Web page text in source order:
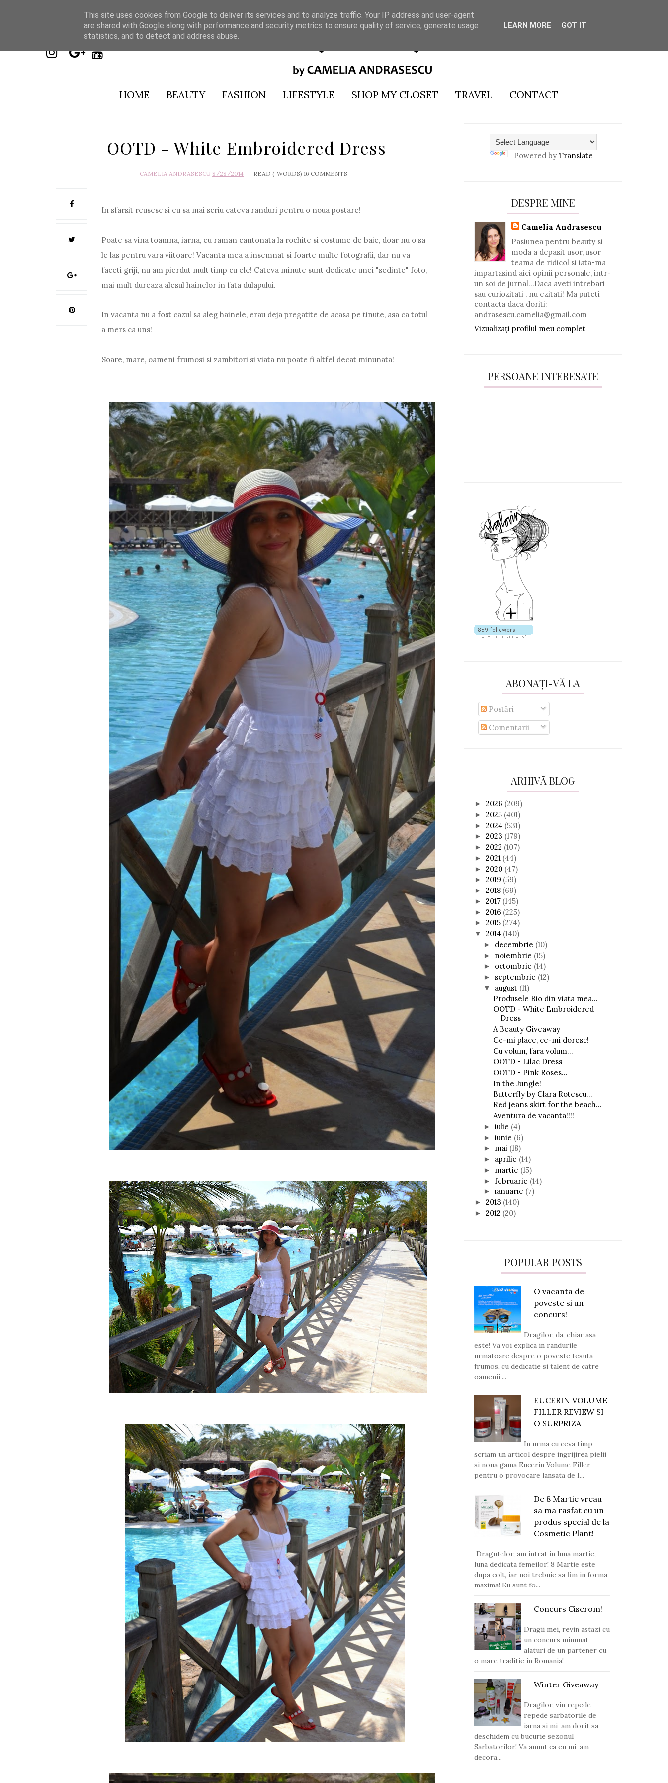
HOME BEAUTY FASHION LIFESTYLE SHOP MY CLOSET TRAVEL CONTACT
OOTD - White Embroidered Dress
CAMELIA ANDRASESCU 8/28/2014 READ ( WORDS) 16 COMMENTS
In sfarsit reusesc si eu sa mai scriu cateva randuri pentru o noua postare!
Poate sa vina toamna, iarna, eu raman cantonata la rochite si costume de baie, doar nu o sa
le las pentru vara viitoare! Vacanta mea a insemnat si foarte multe fotografii, dar nu va
faceti griji, nu am pierdut mult timp cu ele! Cateva minute sunt dedicate unei "sedinte" foto,
mai mult dureaza alesul hainelor in fata dulapului.
In vacanta nu a fost cazul sa aleg hainele, erau deja pregatite de acasa pe tinute, asa ca totul
a mers ca uns!
Soare, mare, oameni frumosi si zambitori si viata nu poate fi altfel decat minunata!
Powered by Translate
DESPRE MINE
Camelia Andrasescu
Pasiunea pentru beauty si
moda a depasit usor, usor
teama de ridicol si iata-ma
impartasind aici opinii personale, intr-
un soi de jurnal...Daca aveti intrebari
sau curiozitati , nu ezitati! Ma puteti
contacta daca doriti:
andrasescu.camelia@gmail.com
Vizualizați profilul meu complet
PERSOANE INTERESATE
ABONAȚI-VĂ LA
Postări
Comentarii
ARHIVĂ BLOG
► 2026 (209)
► 2025 (401)
► 2024 (531)
► 2023 (179)
► 2022 (107)
► 2021 (44)
► 2020 (47)
► 2019 (59)
► 2018 (69)
► 2017 (145)
► 2016 (225)
► 2015 (274)
▼ 2014 (140)
► decembrie (10)
► noiembrie (15)
► octombrie (14)
► septembrie (12)
▼ august (11)
Produsele Bio din viata mea...
OOTD - White Embroidered
Dress
A Beauty Giveaway
Ce-mi place, ce-mi doresc!
Cu volum, fara volum...
OOTD - Lilac Dress
OOTD - Pink Roses...
In the Jungle!
Butterfly by Clara Rotescu...
Red jeans skirt for the beach...
Aventura de vacanta!!!!
► iulie (4)
► iunie (6)
► mai (18)
► aprilie (14)
► martie (15)
► februarie (14)
► ianuarie (7)
► 2013 (140)
► 2012 (20)
POPULAR POSTS
O vacanta de
poveste si un
concurs!
Dragilor, da, chiar asa
este! Va voi explica in randurile
urmatoare despre o poveste tesuta
frumos, cu dedicatie si talent de catre
oamenii ...
EUCERIN VOLUME
FILLER REVIEW SI
O SURPRIZA
In urma cu ceva timp
scriam un articol despre ingrijirea pielii
si noua gama Eucerin Volume Filler
pentru o provocare lansata de I...
De 8 Martie vreau
sa ma rasfat cu un
produs special de la
Cosmetic Plant!
Dragutelor, am intrat in luna martie,
luna dedicata femeilor! 8 Martie este
dupa colt, iar noi trebuie sa fim in forma
maxima! Eu sunt fo...
Concurs Ciserom!
Dragii mei, revin astazi cu
un concurs minunat
alaturi de un partener cu
o mare traditie in Romania!
Winter Giveaway
Dragilor, vin repede-
repede sarbatorile de
iarna si mi-am dorit sa
deschidem cu bucurie sezonul
Sarbatorilor! Va anunt ca eu mi-am
decora...
This site uses cookies from Google to deliver its services and to analyze traffic. Your IP address and user-agent
are shared with Google along with performance and security metrics to ensure quality of service, generate usage
statistics, and to detect and address abuse.
LEARN MORE GOT IT